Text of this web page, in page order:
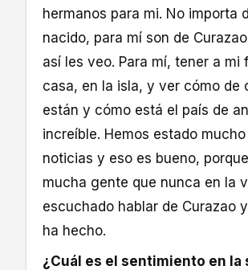
hermanos para mi. No importa
nacido, para mí son de
así les veo. Para mí, tener a mi
casa, en la isla, y ver cómo de
están y cómo está el país de
increíble. Hemos estado
noticias y eso es bueno,
mucha gente que nunca en la
escuchado hablar de Curazao
ha hecho.
¿Cuál es el sentimiento en la